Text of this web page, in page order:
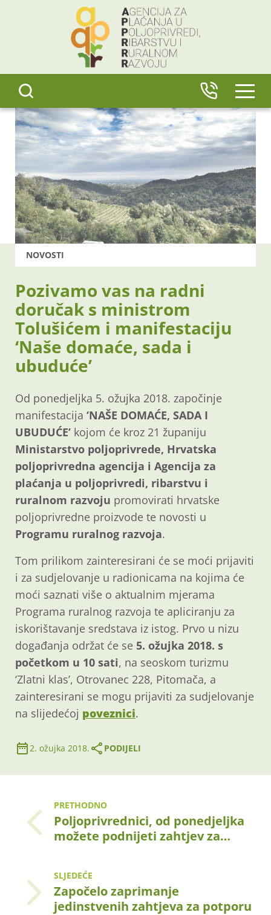
NOVOSTI
Pozivamo vas na radni
doručak s ministrom
Tolušićem i manifestaciju
‘Naše domaće, sada i
ubuduće’
Od ponedjeljka 5. ožujka 2018. započinje
manifestacija ‘NAŠE DOMAĆE, SADA I
UBUDUĆE’ kojom će kroz 21 županiju
Ministarstvo poljoprivrede, Hrvatska
poljoprivredna agencija i Agencija za
plaćanja u poljoprivredi, ribarstvu i
ruralnom razvoju promovirati hrvatske
poljoprivredne proizvode te novosti u
Programu ruralnog razvoja.
Tom prilikom zainteresirani će se moći prijaviti
i za sudjelovanje u radionicama na kojima će
moći saznati više o aktualnim mjerama
Programa ruralnog razvoja te apliciranju za
iskorištavanje sredstava iz istog. Prvo u nizu
događanja održat će se 5. ožujka 2018. s
početkom u 10 sati, na seoskom turizmu
‘Zlatni klas’, Otrovanec 228, Pitomača, a
zainteresirani se mogu prijaviti za sudjelovanje
na slijedećoj poveznici.
2. ožujka 2018. PODIJELI
PRETHODNO
Poljoprivrednici, od ponedjeljka
možete podnijeti zahtjev za…
SLJEDEĆE
Započelo zaprimanje
jedinstvenih zahtjeva za potporu